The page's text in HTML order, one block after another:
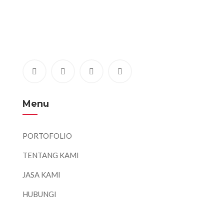
Menu
PORTOFOLIO
TENTANG KAMI
JASA KAMI
HUBUNGI